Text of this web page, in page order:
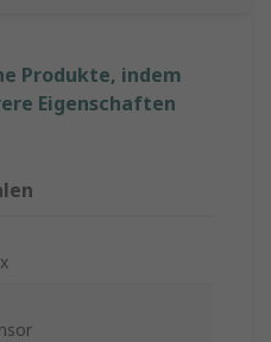
Produkte, indem
Eigenschaften